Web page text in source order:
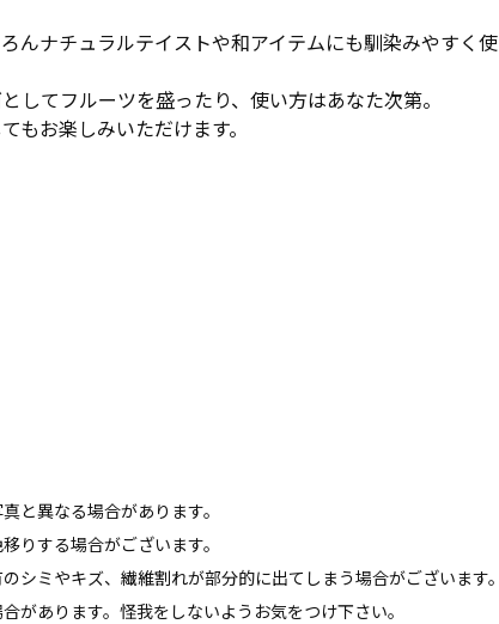
ナチュラルテイストや和アイテムにも馴染みやすく使
してフルーツを盛ったり、使い方はあなた次第。
もお楽しみいただけます。
と異なる場合があります。
りする場合がございます。
シミやキズ、繊維割れが部分的に出てしまう場合がございます。
があります。怪我をしないようお気をつけ下さい。